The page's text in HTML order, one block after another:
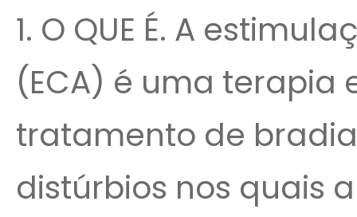
1. O QUE É. A
(ECA) é uma
tratamento de
distúrbios nos quais